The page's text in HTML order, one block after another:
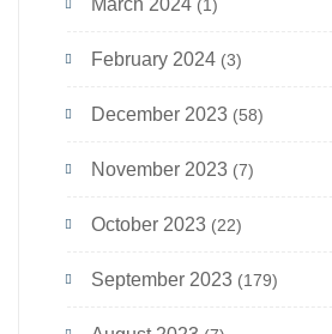
March 2024 (1)
February 2024 (3)
December 2023 (58)
November 2023 (7)
October 2023 (22)
September 2023 (179)